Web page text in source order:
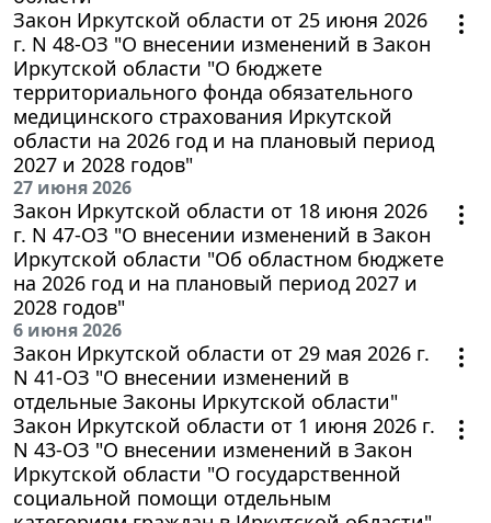
Закон Иркутской области от 25 июня 2026
г. N 48-ОЗ "О внесении изменений в Закон
Иркутской области "О бюджете
территориального фонда обязательного
медицинского страхования Иркутской
области на 2026 год и на плановый период
2027 и 2028 годов"
27 июня 2026
Закон Иркутской области от 18 июня 2026
г. N 47-ОЗ "О внесении изменений в Закон
Иркутской области "Об областном бюджете
на 2026 год и на плановый период 2027 и
2028 годов"
6 июня 2026
Закон Иркутской области от 29 мая 2026 г.
N 41-ОЗ "О внесении изменений в
отдельные Законы Иркутской области"
Закон Иркутской области от 1 июня 2026 г.
N 43-ОЗ "О внесении изменений в Закон
Иркутской области "О государственной
социальной помощи отдельным